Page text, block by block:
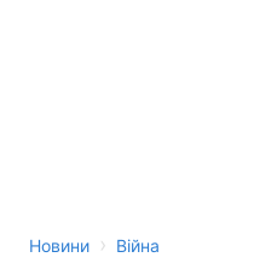
Новини › Війна